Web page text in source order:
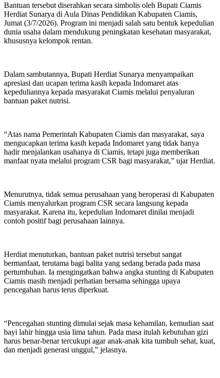
Bantuan tersebut diserahkan secara simbolis oleh Bupati Ciamis
Herdiat Sunarya di Aula Dinas Pendidikan Kabupaten Ciamis,
Jumat (3/7/2026). Program ini menjadi salah satu bentuk kepedulian
dunia usaha dalam mendukung peningkatan kesehatan masyarakat,
khususnya kelompok rentan.
Dalam sambutannya, Bupati Herdiat Sunarya menyampaikan
apresiasi dan ucapan terima kasih kepada Indomaret atas
kepeduliannya kepada masyarakat Ciamis melalui penyaluran
bantuan paket nutrisi.
“Atas nama Pemerintah Kabupaten Ciamis dan masyarakat, saya
mengucapkan terima kasih kepada Indomaret yang tidak hanya
hadir menjalankan usahanya di Ciamis, tetapi juga memberikan
manfaat nyata melalui program CSR bagi masyarakat,” ujar Herdiat.
Menurutnya, tidak semua perusahaan yang beroperasi di Kabupaten
Ciamis menyalurkan program CSR secara langsung kepada
masyarakat. Karena itu, kepedulian Indomaret dinilai menjadi
contoh positif bagi perusahaan lainnya.
Herdiat menuturkan, bantuan paket nutrisi tersebut sangat
bermanfaat, terutama bagi balita yang sedang berada pada masa
pertumbuhan. Ia mengingatkan bahwa angka stunting di Kabupaten
Ciamis masih menjadi perhatian bersama sehingga upaya
pencegahan harus terus diperkuat.
“Pencegahan stunting dimulai sejak masa kehamilan, kemudian saat
bayi lahir hingga usia lima tahun. Pada masa itulah kebutuhan gizi
harus benar-benar tercukupi agar anak-anak kita tumbuh sehat, kuat,
dan menjadi generasi unggul,” jelasnya.